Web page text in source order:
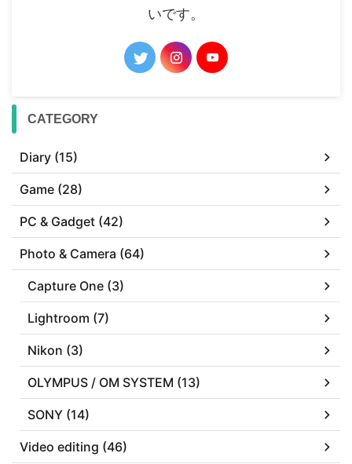
いです。
CATEGORY
Diary (15)
Game (28)
PC & Gadget (42)
Photo & Camera (64)
Capture One (3)
Lightroom (7)
Nikon (3)
OLYMPUS / OM SYSTEM (13)
SONY (14)
Video editing (46)